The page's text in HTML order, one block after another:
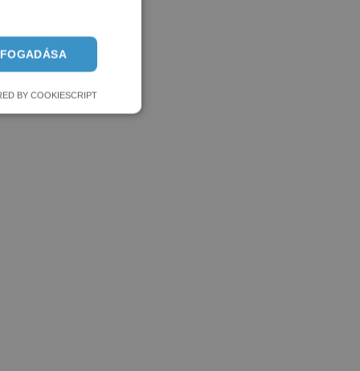
BY COOKIESCRIPT